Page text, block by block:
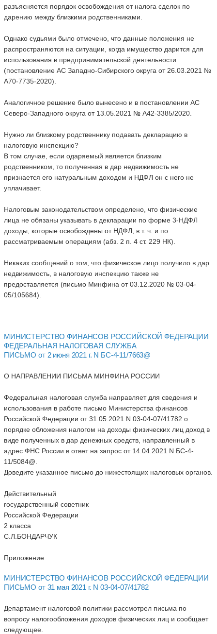
разъясняется порядок освобождения от налога сделок по
дарению между близкими родственниками.
Однако судьями было отмечено, что данные положения не
распространяются на ситуации, когда имущество дарится для
использования в предпринимательской деятельности
(постановление АС Западно-Сибирского округа от 26.03.2021 №
А70-7735-2020).
Аналогичное решение было вынесено и в постановлении АС
Северо-Западного округа от 13.05.2021 № А42-3385/2020.
Нужно ли близкому родственнику подавать декларацию в
налоговую инспекцию?
В том случае, если одаряемый является близким
родственником, то полученная в дар недвижимость не
признается его натуральным доходом и НДФЛ он с него не
уплачивает.
Налоговым законодательством определено, что физические
лица не обязаны указывать в декларации по форме 3-НДФЛ
доходы, которые освобождены от НДФЛ, в т. ч. и по
рассматриваемым операциям (абз. 2 п. 4 ст. 229 НК).
Никаких сообщений о том, что физическое лицо получило в дар
недвижимость, в налоговую инспекцию также не
предоставляется (письмо Минфина от 03.12.2020 № 03-04-
05/105684).
МИНИСТЕРСТВО ФИНАНСОВ РОССИЙСКОЙ ФЕДЕРАЦИИ
ФЕДЕРАЛЬНАЯ НАЛОГОВАЯ СЛУЖБА
ПИСЬМО от 2 июня 2021 г. N БС-4-11/7663@
О НАПРАВЛЕНИИ ПИСЬМА МИНФИНА РОССИИ
Федеральная налоговая служба направляет для сведения и
использования в работе письмо Министерства финансов
Российской Федерации от 31.05.2021 N 03-04-07/41782 о
порядке обложения налогом на доходы физических лиц доход в
виде полученных в дар денежных средств, направленный в
адрес ФНС России в ответ на запрос от 14.04.2021 N БС-4-
11/5084@.
Доведите указанное письмо до нижестоящих налоговых органов.
Действительный
государственный советник
Российской Федерации
2 класса
С.Л.БОНДАРЧУК
Приложение
МИНИСТЕРСТВО ФИНАНСОВ РОССИЙСКОЙ ФЕДЕРАЦИИ
ПИСЬМО от 31 мая 2021 г. N 03-04-07/41782
Департамент налоговой политики рассмотрел письма по
вопросу налогообложения доходов физических лиц и сообщает
следующее.